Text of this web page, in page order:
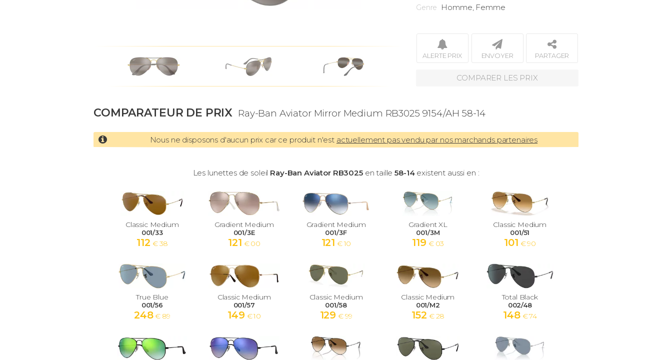
Genre Homme, Femme
ALERTE PRIX ENVOYER PARTAGER
COMPARER LES PRIX
COMPARATEUR DE PRIX Ray-Ban Aviator Mirror Medium RB3025 9154/AH 58-14
Nous ne disposons d'aucun prix car ce produit n'est actuellement pas vendu par nos marchands partenaires
Les lunettes de soleil Ray-Ban Aviator RB3025en taille58-14existent aussi en :
Classic Medium
001/33
112 € 38
Gradient Medium
001/3E
121 € 00
Gradient Medium
001/3F
121 € 10
Gradient XL
001/3M
119 € 03
Classic Medium
001/51
101 € 90
True Blue
001/56
248 € 89
Classic Medium
001/57
149 € 10
Classic Medium
001/58
129 € 99
Classic Medium
001/M2
152 € 28
Total Black
002/48
148 € 74